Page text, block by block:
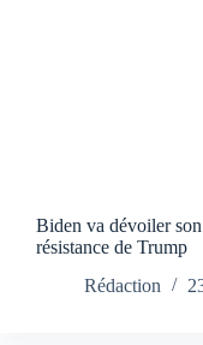
Biden va dévoiler
résistance de Trump
Rédaction